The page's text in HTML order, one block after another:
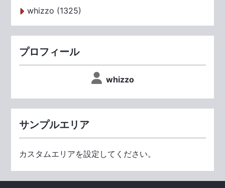
whizzo (1325)
プロフィール
whizzo
サンプルエリア
カスタムエリアを設定してください。